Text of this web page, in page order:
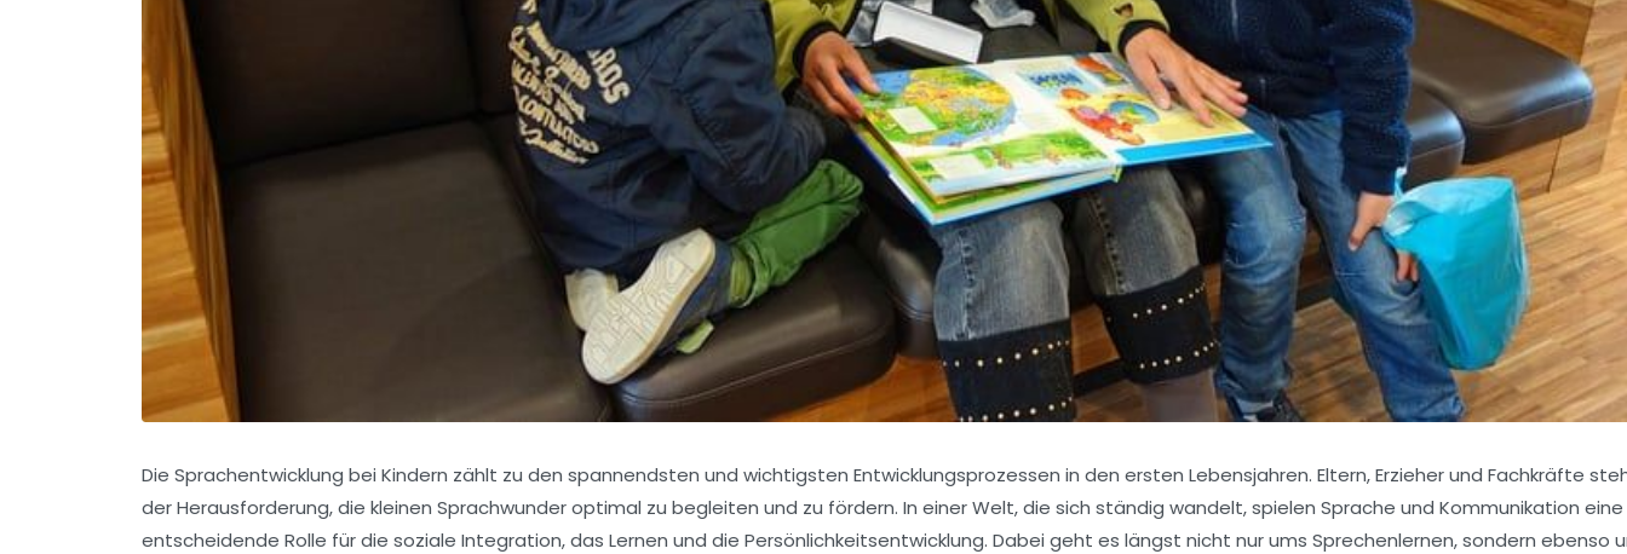
Die Sprachentwicklung bei Kindern zählt zu den spannendsten und wichtigsten Entwicklungsprozessen in den ersten Lebensjahren. Eltern, Erzieher und Fachkräfte
der Herausforderung, die kleinen Sprachwunder optimal zu begleiten und zu fördern. In einer Welt, die sich ständig wandelt, spielen Sprache und Kommunikation eine
entscheidende Rolle für die soziale Integration, das Lernen und die Persönlichkeitsentwicklung. Dabei geht es längst nicht nur ums Sprechenlernen, sondern ebenso